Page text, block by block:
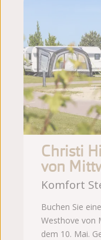
Christi
von
Komfort
Buchen Sie
Westhove von
dem 10. Mai.